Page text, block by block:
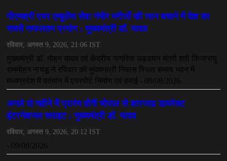
महादेव ऐप केस में बड़ा एक्शन, सौरभ चंद्राकर हिरासत में
July 08, 2026
CHHATTISGARH
तीजन बाई को याद करेगा छत्तीसगढ़ का लोक कला जगत
July 07, 2026